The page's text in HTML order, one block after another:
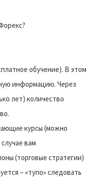
обучение). В этом
информацию. Через
лет) количество
курсы (можно
вам
(торговые стратегии)
– «тупо» следовать